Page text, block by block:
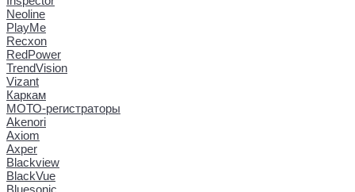
Neoline
PlayMe
Recxon
RedPower
TrendVision
Vizant
Каркам
МОТО-регистраторы
Akenori
Axiom
Axper
Blackview
BlackVue
Bluesonic